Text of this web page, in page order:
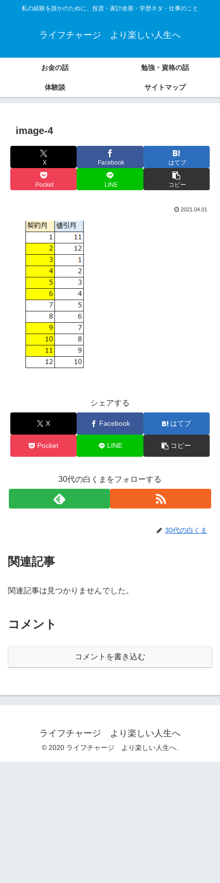
私の経験を誰かのために、投資・家計改善・学歴ネタ・仕事のこと
ライフチャージ より楽しい人生へ
お金の話 勉強・資格の話
体験談 サイトマップ
image-4
X Facebook はてブ
Pocket LINE コピー
2021.04.01
シェアする
X Facebook はてブ
Pocket LINE コピー
30代の白くまをフォローする
30代の白くま
関連記事
関連記事は見つかりませんでした。
コメント
コメントを書き込む
ライフチャージ より楽しい人生へ
© 2020 ライフチャージ より楽しい人生へ.